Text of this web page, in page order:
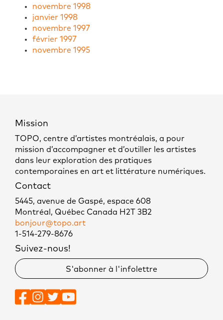
novembre 1998
janvier 1998
novembre 1997
février 1997
novembre 1995
Mission
TOPO, centre d’artistes montréalais, a pour
mission d’accompagner et d’outiller les artistes
dans leur exploration des pratiques
contemporaines en art et littérature numériques.
Contact
5445, avenue de Gaspé, espace 608
Montréal, Québec Canada H2T 3B2
bonjour@topo.art
1-514-279-8676
Suivez-nous!
S'abonner à l'infolettre